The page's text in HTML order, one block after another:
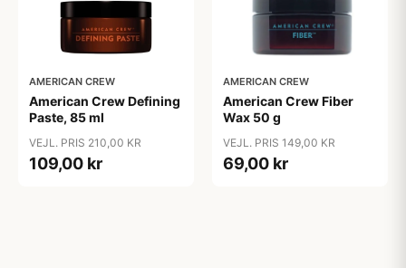
AMERICAN CREW
American Crew Defining
Paste, 85 ml
VEJL. PRIS 210,00 KR
109,00 kr
AMERICAN CREW
American Crew Fiber
Wax 50 g
VEJL. PRIS 149,00 KR
69,00 kr